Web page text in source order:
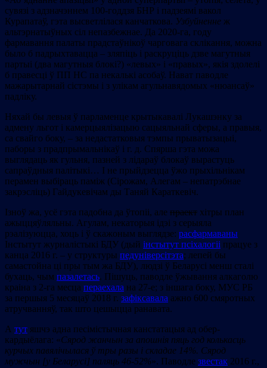
сувязі з адзначэннем 100-годдзя БНР і падзеямі вакол
Курапатаў, гэта высветлілася канчаткова. Узбуйненне ж
альтэрнатыўных сіл непазбежнае. Да 2020-га, году
фармавання палаты прадстаўнікоў чарговага склікання, можна
было б падрыхтавацца – зляпіць і раскруціць дзве магутныя
партыі (два магутныя блокі?) «левых» і «правых», якія здолелі
б правесці ў ПП НС па некалькі асобаў. Нават паводле
мажарытарнай сістэмы і з улікам агульнавядомых «нюансаў»
падліку.
Няхай бы левыя ў парламенце крытыкавалі Лукашэнку за
адмену льгот і камерцыялізацыю сацыяльнай сферы, а правыя,
са свайго боку, – за недастатковыя тэмпы прыватызацыі,
паборы з прадпрымальнікаў і г. д. Спярша гэта можа
выглядаць як гульня, пазней з лідараў блокаў вырастуць
сапраўдныя палітыкі… I не прыйдзецца ўжо прыхільнікам
перамен выбіраць паміж (Сірожам, Алегам – непатрэбнае
закрэсліць) Гайдукевічам ды Таняй Караткевіч.
Ізноў жа, усё гэта падобна да ўтопіі, але праект хітры план
ажыццяўляльны. Агулам, некаторыя ідэі з серыяла
рэалізуюцца, хоць і ў скажоным выглядзе: расфармаваны
Інстытут журналістыкі БДУ (дый інстытут псіхалогіі працуе з
канца 2016 г. – у структуры педуніверсітэта; лепей бы
самастойна ці пры тым жа БДУ), людзі ў Беларусі менш сталі
бухаць, чым пазалетась. Пішуць, паводле ўжывання алкаголю
краіна з 2-га месца пераехала на 27-е; з іншага боку, МУС РБ
за першыя 5 месяцаў 2018 г. зафіксавала ажно 600 смяротных
атручванняў, так што цешыцца ранавата.
А тут яшчэ адна песімістычная канстатацыя ад обер-
кардыёлага: «Сярод жанчын за апошнія пяць год колькасць
курчых павялічылася ў тры разы і складае 14%. Сярод
мужчын [у Беларусі] паляць 46-52%». Паводле звестак 2016 г.,